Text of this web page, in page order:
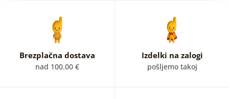
Brezplačna dostava
nad 100.00 €
Izdelki na zalogi
pošljemo takoj